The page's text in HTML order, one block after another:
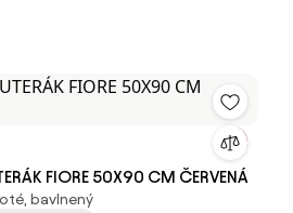
FIORE 50X90 CM ČERVENÁ
bavlnený